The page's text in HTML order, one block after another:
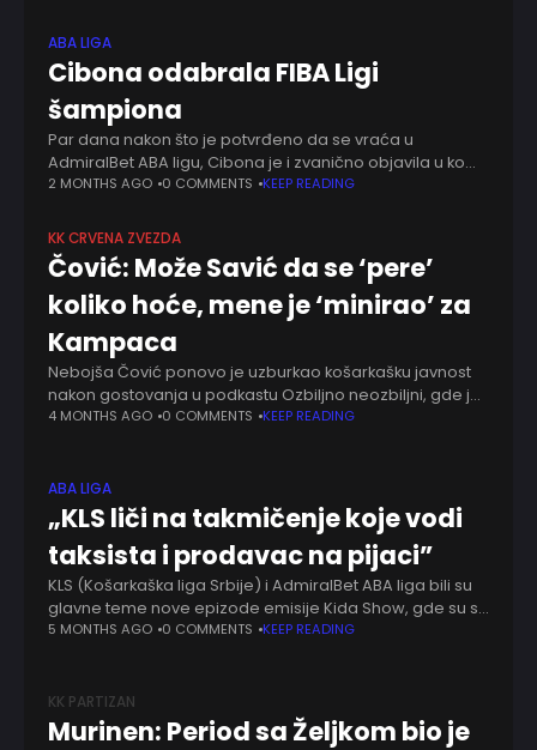
ABA LIGA
Cibona odabrala FIBA Ligi
šampiona
Par dana nakon što je potvrđeno da se vraća u
AdmiralBet ABA ligu, Cibona je i zvanično objavila u kom
će evropskom takmičenju nastupati naredne sezone.
2 MONTHS AGO 0 COMMENTS KEEP READING
KK CRVENA ZVEZDA
Čović: Može Savić da se ‘pere’
koliko hoće, mene je ‘minirao’ za
Kampaca
Nebojša Čović ponovo je uzburkao košarkašku javnost
nakon gostovanja u podkastu Ozbiljno neozbiljni, gde je
govorio o stanju u Crvenoj zvezdi, odnosima sa
4 MONTHS AGO 0 COMMENTS KEEP READING
ABA LIGA
„KLS liči na takmičenje koje vodi
taksista i prodavac na pijaci”
KLS (Košarkaška liga Srbije) i AdmiralBet ABA liga bili su
glavne teme nove epizode emisije Kida Show, gde su se
o stanju srpske košarke dotakli Goran Grbović i Darko
5 MONTHS AGO 0 COMMENTS KEEP READING
KK PARTIZAN
Murinen: Period sa Željkom bio je